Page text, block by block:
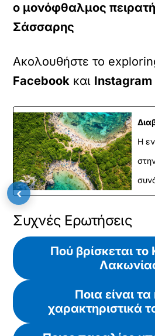
μ
έ
Y
u
u
b
e
β
ί
ν
τ
ε
ο
.
ο μονόφθαλμος
Σάσσαρης
Ακολουθήστε το
Facebook και Instagram
Η
Συχνές Ερωτήσεις
Πού βρίσκεται το
Ποια είναι
χαρακτηριστικά
‹